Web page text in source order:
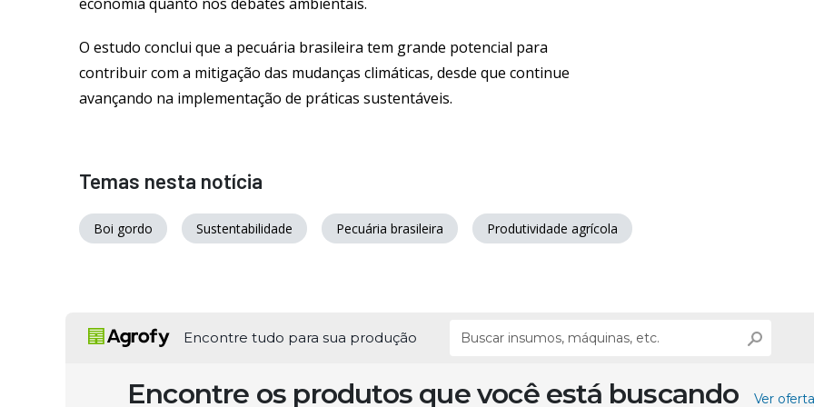
O estudo conclui que a pecuária brasileira tem grande potencial para
contribuir com a mitigação das mudanças climáticas, desde que continue
avançando na implementação de práticas sustentáveis.
Temas nesta notícia
Boi gordo Sustentabilidade Pecuária brasileira Produtividade agrícola
Encontre tudo para sua produção
Encontre os produtos que você está buscando Ver